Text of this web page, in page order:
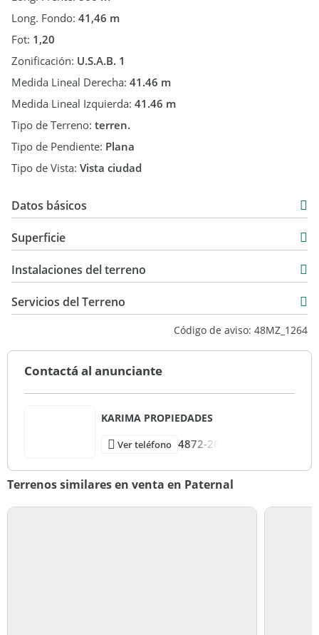
Long. Fondo: 41,46 m
Fot: 1,20
Zonificación: U.S.A.B. 1
Medida Lineal Derecha: 41.46 m
Medida Lineal Izquierda: 41.46 m
Tipo de Terreno: terren.
Tipo de Pendiente: Plana
Tipo de Vista: Vista ciudad
Datos básicos
Superficie
359 m2
Instalaciones del terreno
Servicios del Terreno
Código de aviso: 48MZ_1264
Contactá al anunciante
KARIMA PROPIEDADES
Ver teléfono 4872-26
Terrenos similares en venta en Paternal